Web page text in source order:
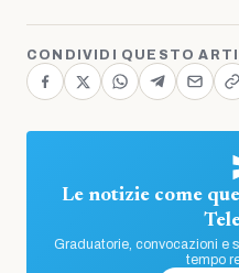
CONDIVIDI QUESTO
Le notizie come
Graduatorie, convocazioni e
tempo